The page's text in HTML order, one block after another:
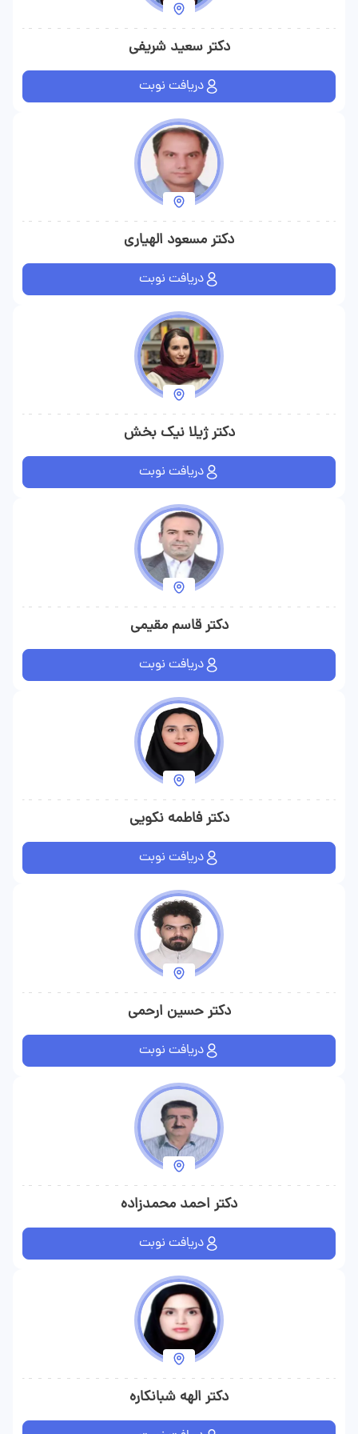
دکتر سعید شریفی
دریافت نوبت
دکتر مسعود الهیاری
دریافت نوبت
دکتر ژیلا نیک بخش
دریافت نوبت
دکتر قاسم مقیمی
دریافت نوبت
دکتر فاطمه نکویی
دریافت نوبت
دکتر حسین ارحمی
دریافت نوبت
دکتر احمد محمدزاده
دریافت نوبت
دکتر الهه شبانکاره